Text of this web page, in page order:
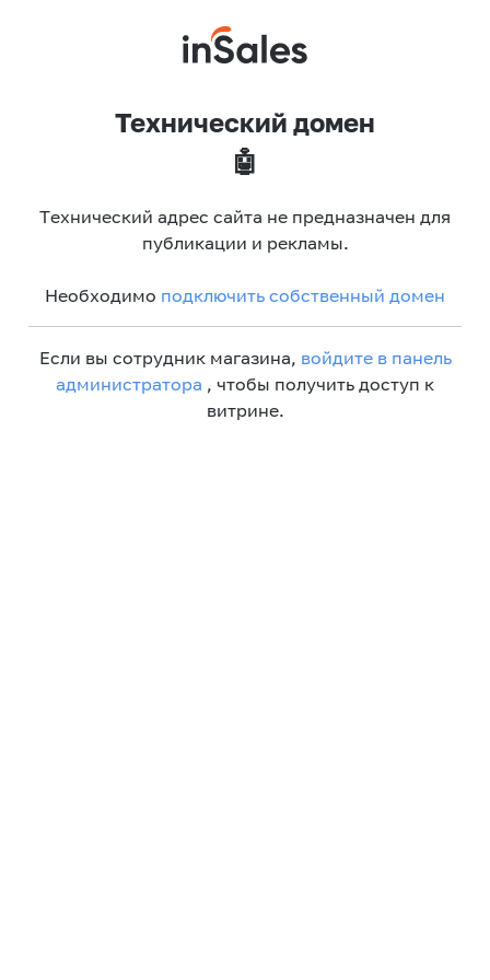
Технический домен
🤖
Технический адрес сайта не предназначен для
публикации и рекламы.
Необходимо подключить собственный домен
Если вы сотрудник магазина, войдите в панель
администратора , чтобы получить доступ к
витрине.